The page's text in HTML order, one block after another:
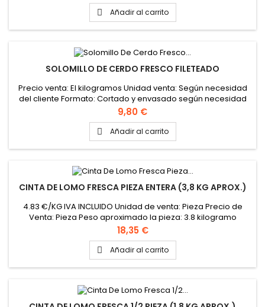
 Añadir al carrito
SOLOMILLO DE CERDO FRESCO FILETEADO
Precio venta: El kilogramos Unidad venta: Según necesidad
del cliente Formato: Cortado y envasado según necesidad
del cliente Peso aproximado del solomillo: 500 gramos
Precio
9,80 €
 Añadir al carrito
CINTA DE LOMO FRESCA PIEZA ENTERA (3,8 KG APROX.)
4.83 €/KG IVA INCLUIDO Unidad de venta: Pieza Precio de
Venta: Pieza Peso aproximado la pieza: 3.8 kilogramo
Precio
18,35 €
 Añadir al carrito